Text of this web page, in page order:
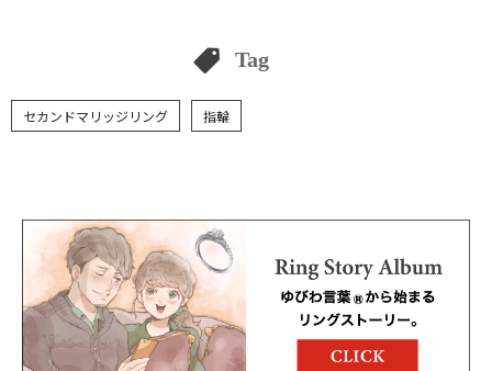
Tag
セカンドマリッジリング 指輪